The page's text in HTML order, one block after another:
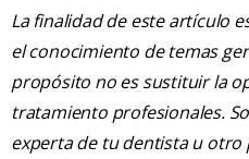
La finalidad de este artículo
el conocimiento de temas
propósito no es sustituir la
tratamiento profesionales.
experta de tu dentista u otro